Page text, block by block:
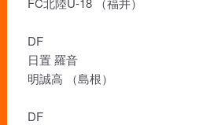
DF
日置 羅音
明誠高 （島根）
DF